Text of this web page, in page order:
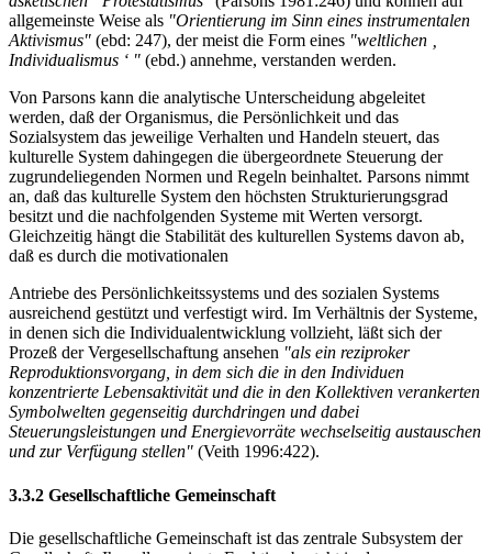
allgemeinste Weise als "Orientierung im Sinn eines instrumentalen
Aktivismus" (ebd: 247), der meist die Form eines "weltlichen ‚
Individualismus ‘ " (ebd.) annehme, verstanden werden.
Von Parsons kann die analytische Unterscheidung abgeleitet
werden, daß der Organismus, die Persönlichkeit und das
Sozialsystem das jeweilige Verhalten und Handeln steuert, das
kulturelle System dahingegen die übergeordnete Steuerung der
zugrundeliegenden Normen und Regeln beinhaltet. Parsons nimmt
an, daß das kulturelle System den höchsten Strukturierungsgrad
besitzt und die nachfolgenden Systeme mit Werten versorgt.
Gleichzeitig hängt die Stabilität des kulturellen Systems davon ab,
daß es durch die motivationalen
Antriebe des Persönlichkeitssystems und des sozialen Systems
ausreichend gestützt und verfestigt wird. Im Verhältnis der Systeme,
in denen sich die Individualentwicklung vollzieht, läßt sich der
Prozeß der Vergesellschaftung ansehen "als ein reziproker
Reproduktionsvorgang, in dem sich die in den Individuen
konzentrierte Lebensaktivität und die in den Kollektiven verankerten
Symbolwelten gegenseitig durchdringen und dabei
Steuerungsleistungen und Energievorräte wechselseitig austauschen
und zur Verfügung stellen" (Veith 1996:422).
3.3.2 Gesellschaftliche Gemeinschaft
Die gesellschaftliche Gemeinschaft ist das zentrale Subsystem der